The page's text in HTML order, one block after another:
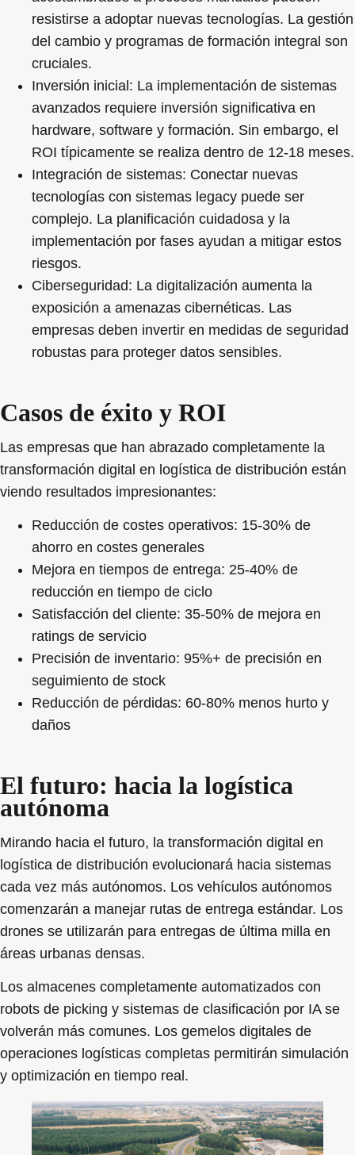
resistirse a adoptar nuevas tecnologías. La gestión
del cambio y programas de formación integral son
cruciales.
Inversión inicial: La implementación de sistemas
avanzados requiere inversión significativa en
hardware, software y formación. Sin embargo, el
ROI típicamente se realiza dentro de 12-18 meses.
Integración de sistemas: Conectar nuevas
tecnologías con sistemas legacy puede ser
complejo. La planificación cuidadosa y la
implementación por fases ayudan a mitigar estos
riesgos.
Ciberseguridad: La digitalización aumenta la
exposición a amenazas cibernéticas. Las
empresas deben invertir en medidas de seguridad
robustas para proteger datos sensibles.
Casos de éxito y ROI
Las empresas que han abrazado completamente la
transformación digital en logística de distribución están
viendo resultados impresionantes:
Reducción de costes operativos: 15-30% de
ahorro en costes generales
Mejora en tiempos de entrega: 25-40% de
reducción en tiempo de ciclo
Satisfacción del cliente: 35-50% de mejora en
ratings de servicio
Precisión de inventario: 95%+ de precisión en
seguimiento de stock
Reducción de pérdidas: 60-80% menos hurto y
daños
El futuro: hacia la logística
autónoma
Mirando hacia el futuro, la transformación digital en
logística de distribución evolucionará hacia sistemas
cada vez más autónomos. Los vehículos autónomos
comenzarán a manejar rutas de entrega estándar. Los
drones se utilizarán para entregas de última milla en
áreas urbanas densas.
Los almacenes completamente automatizados con
robots de picking y sistemas de clasificación por IA se
volverán más comunes. Los gemelos digitales de
operaciones logísticas completas permitirán simulación
y optimización en tiempo real.